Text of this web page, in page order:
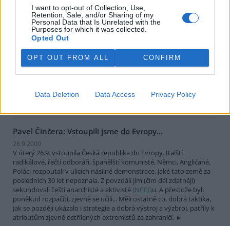
I want to opt-out of Collection, Use,
Retention, Sale, and/or Sharing of my
Personal Data that Is Unrelated with the
Purposes for which it was collected.
Opted Out
OPT OUT FROM ALL CONFIRM
Data Deletion Data Access Privacy Policy
životního prostředí .
Eva Kosková: Antisummit se málo dotýkal české
situace
2.10.2000
Protiglobalizační kampaň v Praze v období zasedáníMMFaSB
neprobíhala pouze v ulicích.Iniciativa proti ekonomické globalizaci
Bankwatch Network,Milostivé léto 2000 Přátelé Zemědiskuzní
Pavel Činčera: Vstoupili jsme do Evropy...
28.9.2000
V úterý 26.9. vstoupila Česká republika do Evropy. Italští
radikálové, řečtí odboráři, španělští komunisté, Němci, Angličané,
Poláci rozpoutali v ulicích násilné demonstrace, jaké tato země za
posledních 30 let nepoznala. Z povzdálí jim (čím dál zdatněji)
sekundovali čeští anarchisté a aktivisté INPEGu. A přestože byli
poněkud rozpačití, zjevně se učili... Měli ostatně co, dobrá taktika,
jak se později ukázalo i strategie a dobrá výstroj a výzbroj, patřily k
atributům zjevně ostřílených extremistů ze zahraničí.